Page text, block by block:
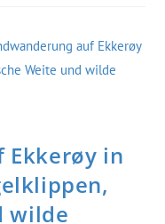
Ekkerøy in
wilde